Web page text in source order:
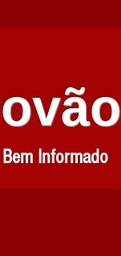
Bem Informado